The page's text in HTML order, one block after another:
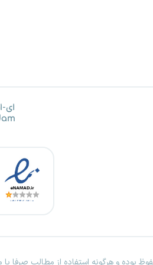
بوده و هرگونه استفاده از مطالب صرفا